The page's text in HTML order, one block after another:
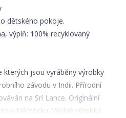
dětského pokoje.
výplň: 100% recyklovaný
jsou vyráběny výrobky
závodu v Indii. Přírodní
na Srí Lance. Originální
v Německu. Výplně výrobků